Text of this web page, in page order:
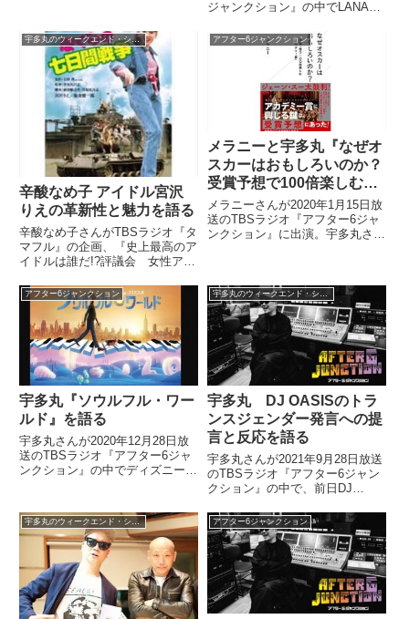
た？?新着MV『ダンスナンバ
ー』熱い夜にしようよ寂しい温度
は感じてられないとぼけたフリ...
ジャンクション』の中でLANA楽
魅力をプレゼンしていました。
宇多丸のウィークエンド・シャッフル
辛酸なめ子 アイドル宮沢
りえの革新性と魅力を語る
辛酸なめ子さんがTBSラジオ『タ
マフル』の企画、『史上最高のア
イドルは誰だ!?評議会 女性アイ
様々なジャンルでパイオニア的存
在だった宮沢りえさんの革新性や
魅力について語っていました。
（宇多丸）さあ、というあたり...
アフター6ジャンクション
メラニーと宇多丸『なぜオ
スカーはおもしろいのか？
受賞予想で100倍楽しむ
「アカデミー賞」』を語る
メラニーさんが2020年1月15日放
送のTBSラジオ『アフター6ジャ
ンクション』に出演。宇多丸さん
て話していました。（日比麻音
子）ここからはカルチャ...
アフター6ジャンクション
宇多丸『ソウルフル・ワー
ルド』を語る
宇多丸さんが2020年12月28日放
送のTBSラジオ『アフター6ジャ
ンクション』の中でディズニープ
いました。2分の1の魔法とトイ
ストーリー4を観て、ジョンラセ
ターなきピクサーアニメ...
宇多丸のウィークエンド・シャッフル
宇多丸 DJ OASISのトラ
ンスジェンダー発言への提
言と反応を語る
宇多丸さんが2021年9月28日放送
のTBSラジオ『アフター6ジャン
クション』の中で、前日DJ
ランスジェンダーに対する問題発
言について話したトークを振り返
り。DJ OASISさんやZEEBRAさ
んのその後の反応などについて話
していました。
アフター6ジャンクション